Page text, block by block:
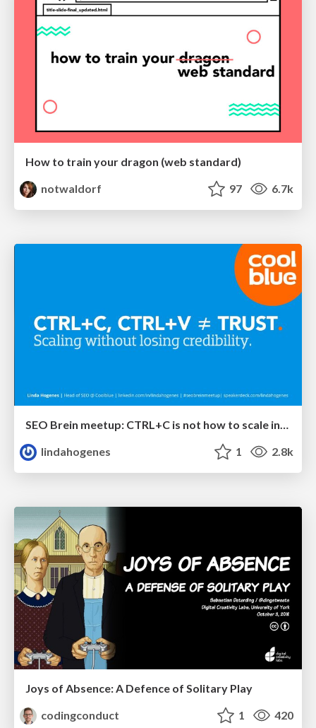
How to train your dragon (web standard)
notwaldorf
97 6.7k
SEO Brein meetup: CTRL+C is not how to scale international SEO
lindahogenes
1 2.8k
Joys of Absence: A Defence of Solitary Play
codingconduct
1 420